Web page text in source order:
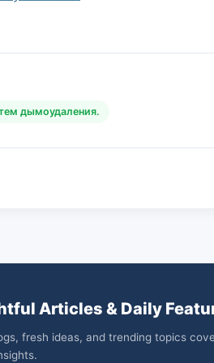
дымоудаления.
Articles & Daily
fresh ideas, and trending topics